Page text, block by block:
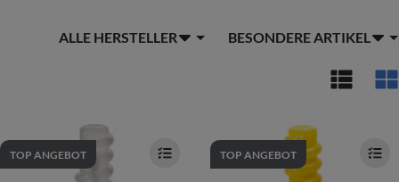
ALLE HERSTELLER BESONDERE ARTIKEL
TOP ANGEBOT TOP ANGEBOT